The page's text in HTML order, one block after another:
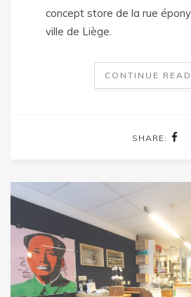
concept store de la rue
ville de Liège.
CONTINUE
SHARE: